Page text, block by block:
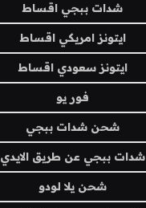
شدات ببجي اقساط
ايتونز امريكي اقساط
ايتونز سعودي اقساط
فور يو
شحن شدات ببجي
شدات ببجي عن طريق الايدي
شحن يلا لودو